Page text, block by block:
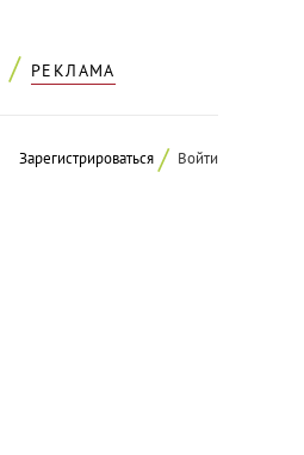
РЕКЛАМА
Зарегистрироваться Войти